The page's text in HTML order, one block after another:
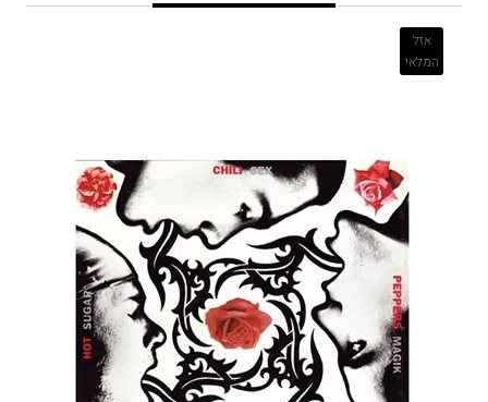
אזל
המלאי